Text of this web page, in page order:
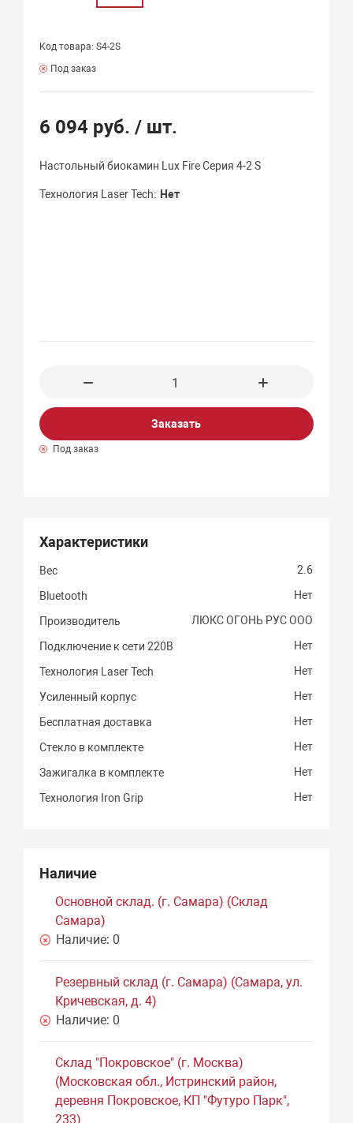
Код товара: S4-2S
Под заказ
6 094 руб./ шт.
Настольный биокамин Lux Fire Серия 4-2 S
Технология Laser Tech Нет
Заказать
Под заказ
Характеристики
Вес 2.6
Bluetooth Нет
Производитель ЛЮКС ОГОНЬ РУС ООО
Подключение к сети 220В Нет
Технология Laser Tech Нет
Усиленный корпус Нет
Бесплатная доставка Нет
Стекло в комплекте Нет
Зажигалка в комплекте Нет
Технология Iron Grip Нет
Наличие
Основной склад. (г. Самара) (Склад
Самара)
Наличие: 0
Резервный склад (г. Самара) (Самара, ул.
Кричевская, д. 4)
Наличие: 0
Склад "Покровское" (г. Москва)
(Московская обл., Истринский район,
деревня Покровское, КП "Футуро Парк",
233)